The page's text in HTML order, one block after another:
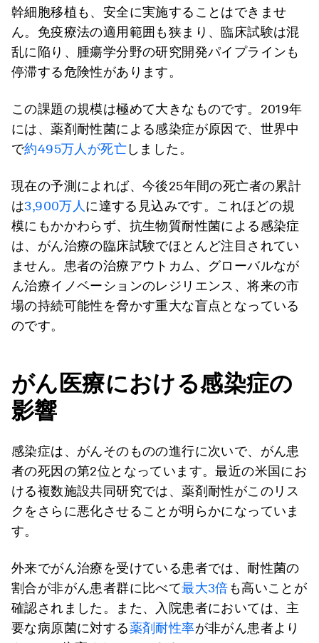
幹細胞移植も、安全に実施することはできませ
ん。免疫療法の適用範囲も狭まり、臨床試験は混
乱に陥り、腫瘍学分野の研究開発パイプラインも
停滞する危険性があります。
この課題の規模は極めて大きなものです。2019年
には、薬剤耐性菌による感染症が原因で、世界中
で約495万人が死亡しました。
現在の予測によれば、今後25年間の死亡者の累計
は3,900万人 に達する見込みです。これほどの規
模にもかかわらず、抗生物質耐性菌による感染症
は、がん治療の臨床試験でほとんど注目されてい
ません。患者の治療アウトカム、グローバルなが
ん治療イノベーションのレジリエンス、将来の市
場の持続可能性を脅かす重大な盲点となっている
のです。
がん医療における感染症の
影響
感染症は、がんそのものの進行に次いで、がん患
者の死因の第2位となっています。最近の米国にお
ける複数施設共同研究では、薬剤耐性がこのリス
クをさらに悪化させることが明らかになっていま
す。
外来でがん治療を受けている患者では、耐性菌の
割合が非がん患者群に比べて最大3倍も高いことが
確認されました。また、入院患者においては、主
要な病原菌に対する薬剤耐性率が非がん患者より